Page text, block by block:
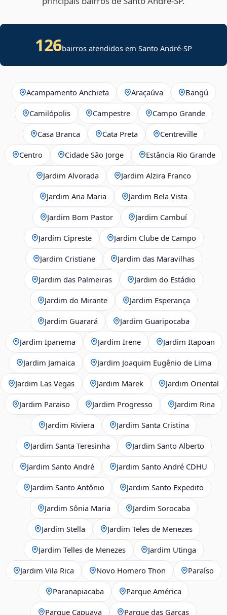
126bairros atendidos em Santo André-SP
Acampamento Anchieta Araçaúva Bangú
Camilópolis Campestre Campo Grande
Casa Branca Cata Preta Centreville
Centro Cidade São Jorge Estância Rio Grande
Jardim Alvorada Jardim Alzira Franco
Jardim Ana Maria Jardim Bela Vista
Jardim Bom Pastor Jardim Cambuí
Jardim Cipreste Jardim Clube de Campo
Jardim Cristiane Jardim das Maravilhas
Jardim das Palmeiras Jardim do Estádio
Jardim do Mirante Jardim Esperança
Jardim Guarará Jardim Guaripocaba
Jardim Ipanema Jardim Irene Jardim Itapoan
Jardim Jamaica Jardim Joaquim Eugênio de Lima
Jardim Las Vegas Jardim Marek Jardim Oriental
Jardim Paraiso Jardim Progresso Jardim Rina
Jardim Riviera Jardim Santa Cristina
Jardim Santa Teresinha Jardim Santo Alberto
Jardim Santo André Jardim Santo André CDHU
Jardim Santo Antônio Jardim Santo Expedito
Jardim Sônia Maria Jardim Sorocaba
Jardim Stella Jardim Teles de Menezes
Jardim Telles de Menezes Jardim Utinga
Jardim Vila Rica Novo Homero Thon Paraíso
Paranapiacaba Parque América
Parque Capuava Parque das Garças